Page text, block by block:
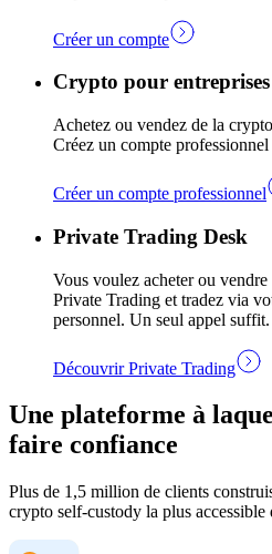
Créer un compte
Crypto pour entreprises
Achetez ou vendez de la
Créez un compte
Créer un compte professionnel
Private Trading Desk
Vous voulez acheter ou
Private Trading et tradez via
personnel. Un seul appel suffit.
Découvrir Private Trading
Une plateforme à
faire confiance
Plus de 1,5 million de clients
crypto self-custody la plus accessible